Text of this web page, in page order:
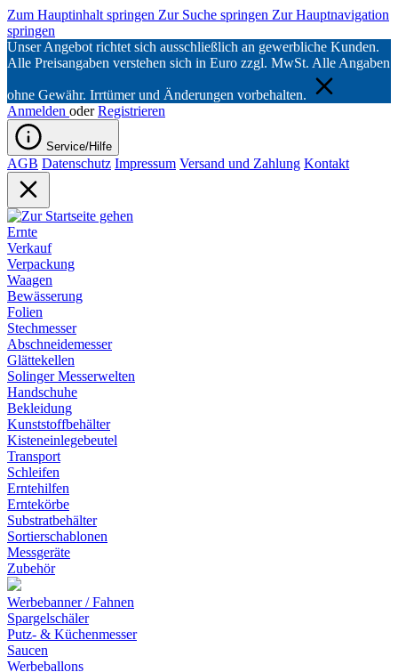
Zum Hauptinhalt springen Zur Suche springen Zur Hauptnavigation
springen
Unser Angebot richtet sich ausschließlich an gewerbliche Kunden.
Alle Preisangaben verstehen sich in Euro zzgl. MwSt. Alle Angaben
ohne Gewähr. Irrtümer und Änderungen vorbehalten.
Anmelden oder Registrieren
Service/Hilfe
AGB Datenschutz Impressum Versand und Zahlung Kontakt
Ernte
Verkauf
Verpackung
Waagen
Bewässerung
Folien
Stechmesser
Abschneidemesser
Glättekellen
Solinger Messerwelten
Handschuhe
Bekleidung
Kunststoffbehälter
Kisteneinlegebeutel
Transport
Schleifen
Erntehilfen
Erntekörbe
Substratbehälter
Sortierschablonen
Messgeräte
Zubehör
Werbebanner / Fahnen
Spargelschäler
Putz- & Küchenmesser
Saucen
Werbeballons